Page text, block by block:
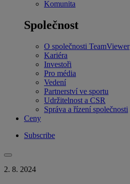
Komunita
Společnost
O společnosti TeamViewer
Kariéra
Investoři
Pro média
Vedení
Partnerství ve sportu
Udržitelnost a CSR
Správa a řízení společnosti
Ceny
Subscribe
2. 8. 2024